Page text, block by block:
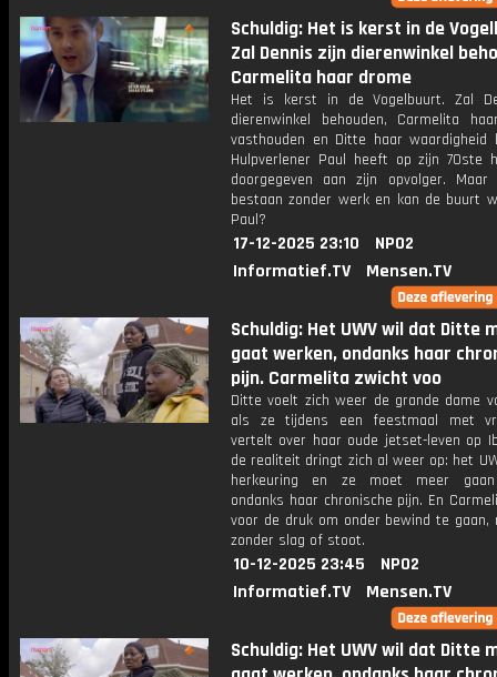
Schuldig: Het is kerst in de
Zal Dennis zijn dierenwinkel
Carmelita haar drome
Het is kerst in de Vogelbuurt. Zal
dierenwinkel behouden, Carmelita
vasthouden en Ditte haar waardigheid
Hulpverlener Paul heeft op zijn 70ste
doorgegeven aan zijn opvolger. Maar
bestaan zonder werk en kan de buurt
Paul?
17-12-2025 23:10
NPO2
Informatief.TV
Mensen.TV
Schuldig: Het UWV wil dat Ditte
gaat werken, ondanks haar
pijn. Carmelita zwicht voo
Ditte voelt zich weer de grande dame
als ze tijdens een feestmaal met
vertelt over haar oude jetset-leven op
de realiteit dringt zich al weer op: het
herkeuring en ze moet meer gaan
ondanks haar chronische pijn. En
voor de druk om onder bewind te gaan,
zonder slag of stoot.
10-12-2025 23:45
NPO2
Informatief.TV
Mensen.TV
Schuldig: Het UWV wil dat Ditte